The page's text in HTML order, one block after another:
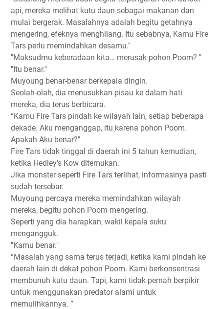
api, mereka melihat kutu daun sebagai makanan dan
mulai bergerak. Masalahnya adalah begitu getahnya
mengering, efeknya menghilang. Itu sebabnya, Kamu Fire
Tars perlu memindahkan desamu."
"Maksudmu keberadaan kita… merusak pohon Poom? "
"Itu benar."
Muyoung benar-benar berkepala dingin.
Seolah-olah, dia menusukkan pisau ke dalam hati
mereka, dia terus berbicara.
“Kamu Fire Tars pindah ke wilayah lain, setiap beberapa
dekade. Aku menganggap, itu karena pohon Poom.
Apakah Aku benar?"
Fire Tars tidak tinggal di daerah ini 5 tahun kemudian,
ketika Hedley's Kow ditemukan.
Jika monster seperti Fire Tars terlihat, informasinya pasti
sudah tersebar.
Muyoung percaya mereka memindahkan wilayah
mereka, begitu pohon Poom mengering.
Seperti yang dia harapkan, wakil kepala suku
mengangguk.
"Kamu benar."
“Masalah yang sama terus terjadi, ketika kami pindah ke
daerah lain di dekat pohon Poom. Kami berkonsentrasi
membunuh kutu daun. Tapi, kami tidak pernah berpikir
untuk menggunakan predator alami untuk
memulihkannya. ”